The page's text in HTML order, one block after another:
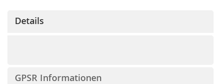
Details
GPSR Informationen